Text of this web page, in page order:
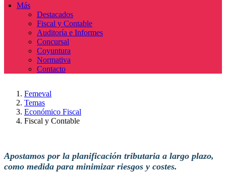
Más
Destacados
Fiscal y Contable
Auditoría e Informes
Concursal
Coyuntura
Normativa
Contacto
Femeval
Temas
Económico Fiscal
Fiscal y Contable
Apostamos por la planificación tributaria a largo plazo,
como medida para minimizar riesgos y costes.